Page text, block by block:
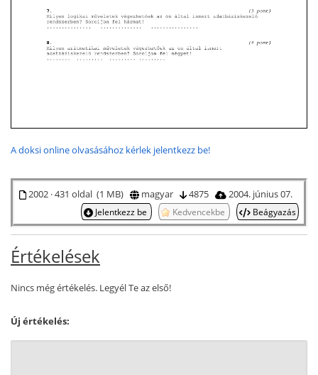
A doksi online olvasásához kérlek jelentkezz be!
2002 · 431 oldal (1 MB) magyar 4875 2004. június 07.
Jelentkezz be Kedvencekbe Beágyazás
Értékelések
Nincs még értékelés. Legyél Te az első!
Új értékelés: